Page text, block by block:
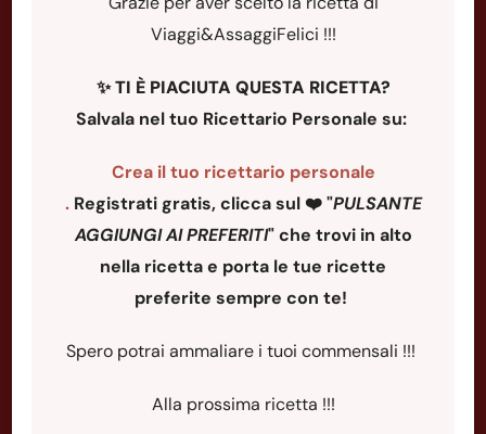
Viaggi&AssaggiFelici !!!
✨TI È PIACIUTA QUESTA RICETTA?
Salvala nel tuo Ricettario Personale su:
Crea il tuo ricettario personale
. Registrati gratis, clicca sul ❤️ "PULSANTE
AGGIUNGI AI PREFERITI"che trovi in alto
nella ricetta e porta le tue ricette
preferite sempre con te!
Spero potrai ammaliare i tuoi commensali !!!
Alla prossima ricetta !!!